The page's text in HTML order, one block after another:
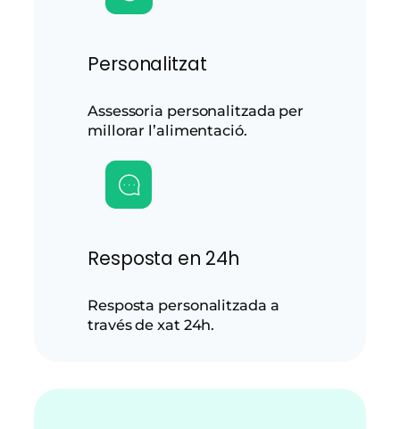
Personalitzat
Assessoria personalitzada per
millorar l’alimentació.
Resposta en 24h
Resposta personalitzada a
través de xat 24h.